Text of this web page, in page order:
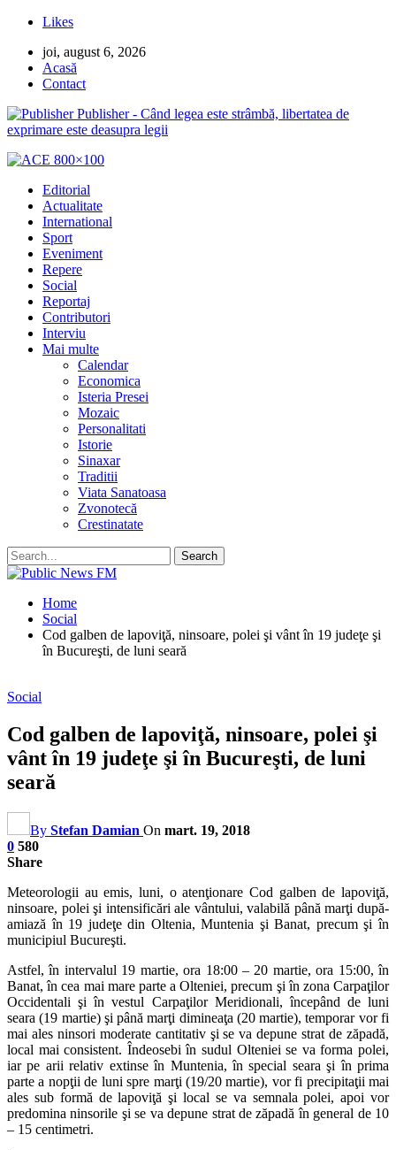
Likes
joi, august 6, 2026
Acasă
Contact
Publisher - Când legea este strâmbă, libertatea de
exprimare este deasupra legii
Editorial
Actualitate
International
Sport
Eveniment
Repere
Social
Reportaj
Contributori
Interviu
Mai multe
Calendar
Economica
Isteria Presei
Mozaic
Personalitati
Istorie
Sinaxar
Traditii
Viata Sanatoasa
Zvonotecă
Crestinatate
Home
Social
Cod galben de lapoviţă, ninsoare, polei şi vânt în 19 judeţe şi
în Bucureşti, de luni seară
Social
Cod galben de lapoviţă, ninsoare, polei şi
vânt în 19 judeţe şi în Bucureşti, de luni
seară
By Stefan Damian On mart. 19, 2018
0 580
Share
Meteorologii au emis, luni, o atenţionare Cod galben de lapoviţă,
ninsoare, polei şi intensificări ale vântului, valabilă până marţi după-
amiază în 19 judeţe din Oltenia, Muntenia şi Banat, precum şi în
municipiul Bucureşti.
Astfel, în intervalul 19 martie, ora 18:00 – 20 martie, ora 15:00, în
Banat, în cea mai mare parte a Olteniei, precum şi în zona Carpaţilor
Occidentali şi în vestul Carpaţilor Meridionali, începând de luni
seara (19 martie) şi până marţi dimineaţa (20 martie), temporar vor fi
mai ales ninsori moderate cantitativ şi se va depune strat de zăpadă,
local mai consistent. Îndeosebi în sudul Olteniei se va forma polei,
iar pe arii relativ extinse în Muntenia, în special seara şi în prima
parte a nopţii de luni spre marţi (19/20 martie), vor fi precipitaţii mai
ales sub formă de lapoviţă şi local se va semnala polei, apoi vor
predomina ninsorile şi se va depune strat de zăpadă în general de 10
– 15 centimetri.